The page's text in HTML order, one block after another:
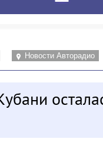
Новости Авторадио